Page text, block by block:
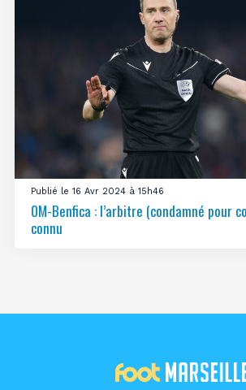
Publié le 16 Avr 2024 à 15h46
OM-Benfica : l’arbitre (condamné pour
connu